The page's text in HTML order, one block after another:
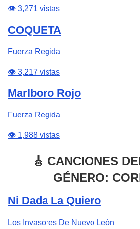
👁️ 3,271 vistas
COQUETA
Fuerza Regida
👁️ 3,217 vistas
Marlboro Rojo
Fuerza Regida
👁️ 1,988 vistas
🎸 CANCIONES
GÉNERO:
Ni Dada La Quiero
Los Invasores De Nuevo León